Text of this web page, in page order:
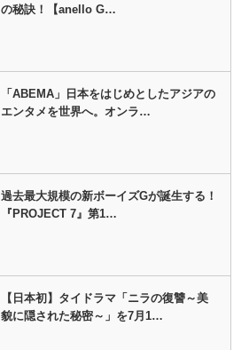
の秘訣！【anello G…
「ABEMA」日本をはじめとしたアジアの
エンタメを世界へ。オンラ…
過去最大規模の新ボーイズGが誕生する！
『PROJECT 7』第1…
【日本初】タイドラマ「ニラの復讐～美
貌に隠された秘密～」を7月1…